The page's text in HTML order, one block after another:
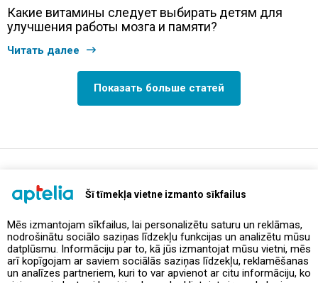
Šī tīmekļa vietne izmanto sīkfailus
Mēs izmantojam sīkfailus, lai personalizētu saturu un reklāmas,
nodrošinātu sociālo saziņas līdzekļu funkcijas un analizētu mūsu
datplūsmu. Informāciju par to, kā jūs izmantojat mūsu vietni, mēs
arī kopīgojam ar saviem sociālās saziņas līdzekļu, reklamēšanas
un analīzes partneriem, kuri to var apvienot ar citu informāciju, ko
Какие витамины следует выбирать детям для
улучшения работы мозга и памяти?
Читать далее
Показать больше статей
Предложения и акции
Контакты